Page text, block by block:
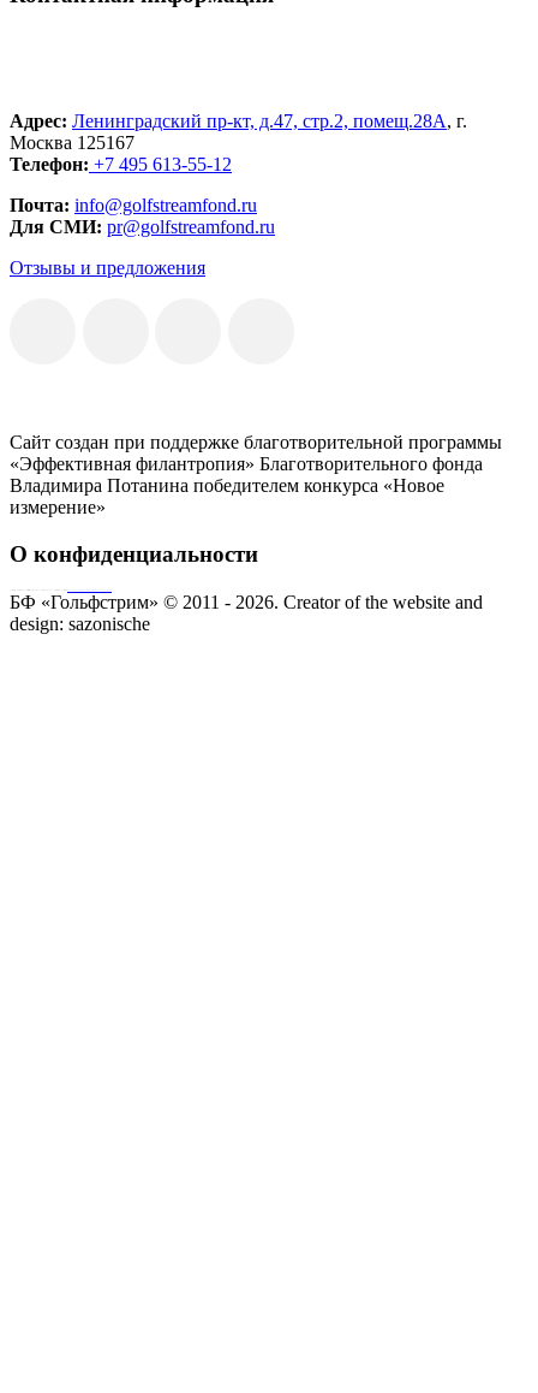
Адрес: Ленинградский пр-кт, д.47, стр.2, помещ.28А, г.
Москва 125167
Телефон: +7 495 613-55-12
Почта: info@golfstreamfond.ru
Для СМИ: pr@golfstreamfond.ru
Отзывы и предложения
Сайт создан при поддержке благотворительной программы
«Эффективная филантропия» Благотворительного фонда
Владимира Потанина победителем конкурса «Новое
измерение»
О конфиденциальности
БФ «Гольфстрим» © 2011 - 2026. Creator of the website and
design: sazonische